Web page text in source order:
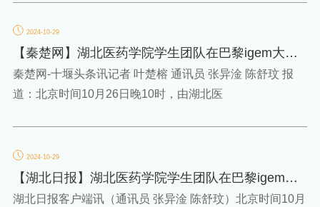
2024-10-29
【秦楚网】湖北医药学院学生团队在巴黎igem大赛
中荣获银奖
秦楚网-十堰头条讯记者 叶楚榕 通讯员 张异淦 陈舒玟 报
道：北京时间10月26日晚10时，由湖北医
2024-10-29
【湖北日报】湖北医药学院学生团队在巴黎igem大
赛中荣获银奖
湖北日报客户端讯（通讯员 张异淦 陈舒玟）北京时间10月